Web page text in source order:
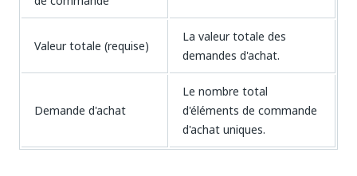
Valeur totale (requise)
La valeur totale des
demandes d'achat.
Demande d'achat
Le nombre total
d'éléments de commande
d'achat uniques.